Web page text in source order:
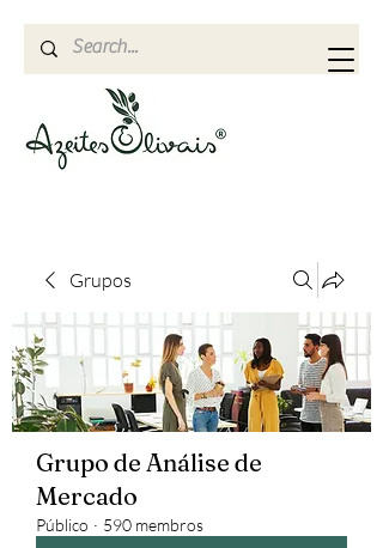
Grupos
Grupo de Análise de
Mercado
Público · 590 membros